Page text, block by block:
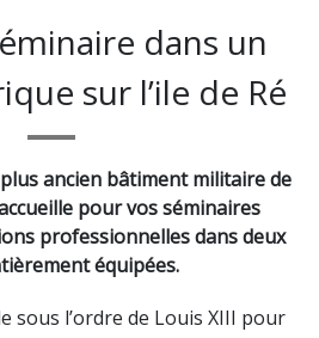
dans un
sur l’ile de Ré
ancien bâtiment militaire de
pour vos séminaires
professionnelles dans deux
équipées.
sous l’ordre de Louis XIII pour